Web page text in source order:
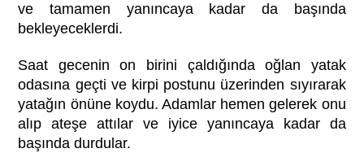
ve tamamen yanıncaya kadar da başında
bekleyeceklerdi.
Saat gecenin on birini çaldığında oğlan yatak
odasına geçti ve kirpi postunu üzerinden sıyırarak
yatağın önüne koydu. Adamlar hemen gelerek onu
alıp ateşe attılar ve iyice yanıncaya kadar da
başında durdular.